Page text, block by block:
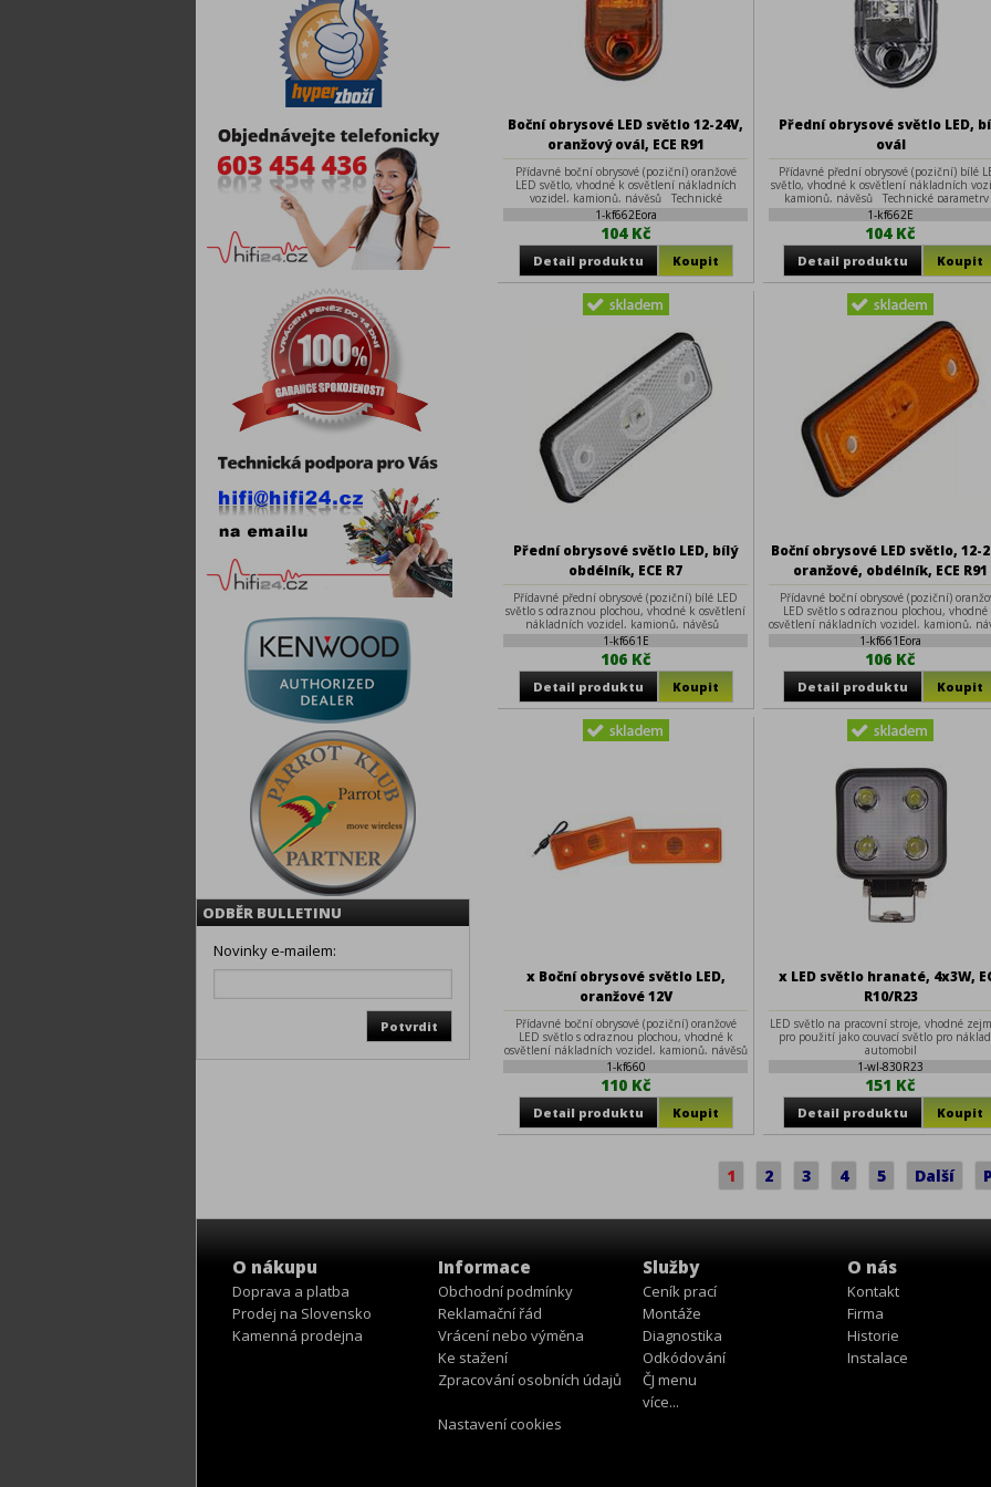
ODBĚR BULLETINU
Novinky e-mailem:
Boční obrysové LED světlo 12-24V,
oranžový ovál, ECE R91
Přídavné boční obrysové (poziční) oranžové
LED světlo, vhodné k osvětlení nákladních
vozidel, kamionů, návěsů Technické
parametry • napájecí napětí: 12-24 V (60 mA
při 13,8 V) • obsahuje 2 vysoce svítivé LED
diody SUPERFLUX • homologace: ECE R91 •
mm
1-kf662Eora
104 Kč
Přední obrysové světlo LED,
ovál
Přídavné přední obrysové (poziční) bílé
světlo, vhodné k osvětlení nákladních
kamionů, návěsů Technické parametry
napájecí napětí: 12-24 V (60 mA při 13,8 V)
vysoce svítivé LED diody SUPERFLUX •
rozměry: 65 x 28 x 18 mm • rozteč šroubů:
1-kf662E
104 Kč
Přední obrysové světlo LED, bílý
obdélník, ECE R7
Přídavné přední obrysové (poziční) bílé LED
světlo s odraznou plochou, vhodné k osvětlení
nákladních vozidel, kamionů, návěsů
Technické parametry • napájecí napětí: 12-24 V
(20 mA při 13,8 V) • 3 vysoce svítivé LED diody •
homologace: ECE R7 • rozměry: 96 x 31 mm •
montážního otvoru o průměru 20 mm a
hloubce 14 mm
1-kf661E
106 Kč
Boční obrysové LED světlo, 12-
oranžové, obdélník, ECE R91
Přídavné boční obrysové (poziční)
LED světlo s odraznou plochou, vhodné
osvětlení nákladních vozidel, kamionů,
Technické parametry • napájecí napětí:
V (20 mA při 13,8 V) • obsahuje 3 vysoce
LED diody • homologace: ECE R91 •
těsnění • do montážního otvoru o průměru
mm a hloubce 14 mm
1-kf661Eora
106 Kč
x Boční obrysové světlo LED,
oranžové 12V
Přídavné boční obrysové (poziční) oranžové
LED světlo s odraznou plochou, vhodné k
osvětlení nákladních vozidel, kamionů, návěsů
Technické parametry: • napájecí napětí: 12 V •
obsahuje 4 vysoce svítivé LED diody • rozměry:
110 x 42 mm • rozteč šroubů: 75 mm • do
hloubce 20 mm Balení obsahuje 2ks - cena za
2ks
1-kf660
110 Kč
x LED světlo hranaté, 4x3W,
R10/R23
LED světlo na pracovní stroje, vhodné
pro použití jako couvací světlo pro
automobil
1-wl-830R23
151 Kč
1 2 3 4 5 Další
O nákupu
Doprava a platba
Prodej na Slovensko
Kamenná prodejna
Informace
Obchodní podmínky
Reklamační řád
Vrácení nebo výměna
Ke stažení
Zpracování osobních údajů
Nastavení cookies
Služby
Ceník prací
Montáže
Diagnostika
Odkódování
ČJ menu
více...
O nás
Kontakt
Firma
Historie
Instalace